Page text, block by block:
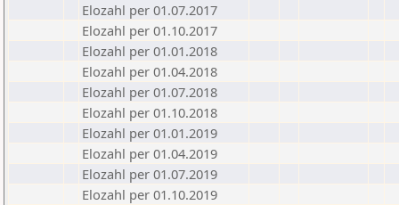
Elozahl per 01.07.2017
Elozahl per 01.10.2017
Elozahl per 01.01.2018
Elozahl per 01.04.2018
Elozahl per 01.07.2018
Elozahl per 01.10.2018
Elozahl per 01.01.2019
Elozahl per 01.04.2019
Elozahl per 01.07.2019
Elozahl per 01.10.2019